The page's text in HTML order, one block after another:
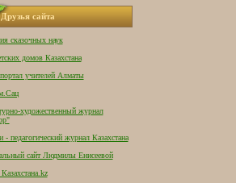
Друзья сайта
сказочных наук
домов Казахстана
учителей Алматы
художественный журнал
- педагогический журнал Казахстана
сайт Людмилы Енисеевой